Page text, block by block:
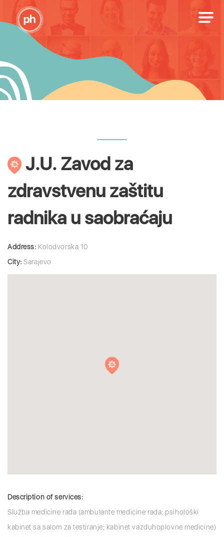
J.U. Zavod za
zdravstvenu zaštitu
radnika u saobraćaju
Address: Kolodvorska 10
City: Sarajevo
Description of services:
Služba medicine rada (ambulante medicine rada; psihološki
kabinet sa salom za testiranje; kabinet vazduhoplovne medicine)